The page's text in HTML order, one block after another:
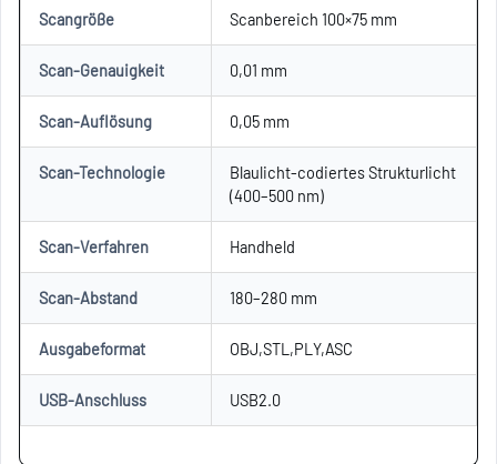
Scangröße Scanbereich 100×75 mm
Scan-Genauigkeit 0,01 mm
Scan-Auflösung 0,05 mm
Scan-Technologie
Blaulicht-codiertes Strukturlicht
(400–500 nm)
Scan-Verfahren Handheld
Scan-Abstand 180–280 mm
Ausgabeformat OBJ,STL,PLY,ASC
USB-Anschluss USB2.0